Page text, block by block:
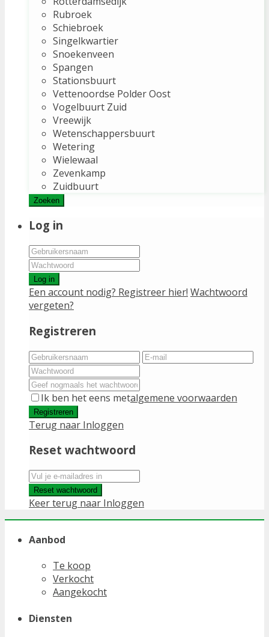
Rubroek
Schiebroek
Singelkwartier
Snoekenveen
Spangen
Stationsbuurt
Vettenoordse Polder Oost
Vogelbuurt Zuid
Vreewijk
Wetenschappersbuurt
Wetering
Wielewaal
Zevenkamp
Zuidbuurt
Zoeken
Log in
Log in
Een account nodig? Registreer hier! Wachtwoord
vergeten?
Registreren
Ik ben het eens metalgemene voorwaarden
Registreren
Terug naar Inloggen
Reset wachtwoord
Reset wachtwoord
Keer terug naar Inloggen
Aanbod
Te koop
Verkocht
Aangekocht
Diensten